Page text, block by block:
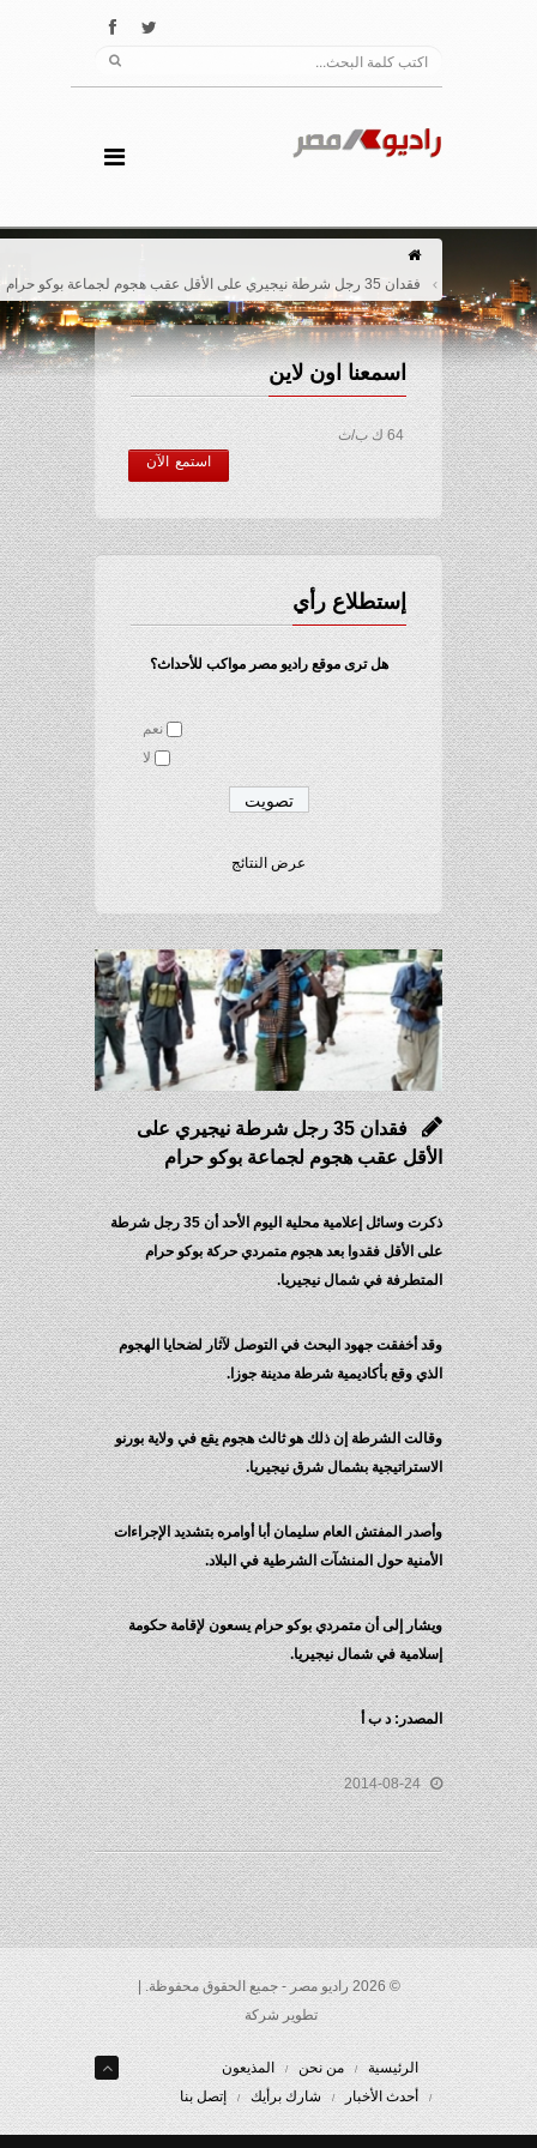
فقدان 35 رجل شرطة نيجيري على الأقل عقب هجوم لجماعة بوكو حرام
اسمعنا اون لاين
64 ك ب/ث
استمع الآن
إستطلاع رأي
هل ترى موقع راديو مصر مواكب للأحداث؟
نعم
عرض النتائج
فقدان 35 رجل شرطة نيجيري على
الأقل عقب هجوم لجماعة بوكو حرام
ذكرت وسائل إعلامية محلية اليوم الأحد أن 35 رجل شرطة
على الأقل فقدوا بعد هجوم متمردي حركة بوكو حرام
المتطرفة في شمال نيجيريا.
وقد أخفقت جهود البحث في التوصل لآثار لضحايا الهجوم
الذي وقع بأكاديمية شرطة مدينة جوزا.
وقالت الشرطة إن ذلك هو ثالث هجوم يقع في ولاية بورنو
الاستراتيجية بشمال شرق نيجيريا.
وأصدر المفتش العام سليمان أبا أوامره بتشديد الإجراءات
الأمنية حول المنشآت الشرطية في البلاد.
ويشار إلى أن متمردي بوكو حرام يسعون لإقامة حكومة
إسلامية في شمال نيجيريا.
المصدر: د ب أ
2014-08-24
© 2026 راديو مصر - جميع الحقوق محفوظة. |
تطوير شركة
الرئيسية من نحن
المذيعون
أحدث الأخبار
شارك برأيك إتصل بنا